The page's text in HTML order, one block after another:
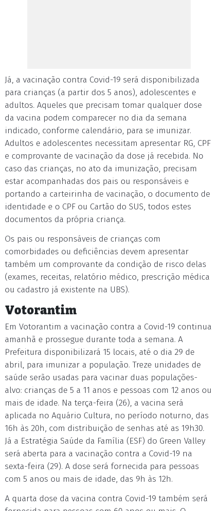
Já, a vacinação contra Covid-19 será disponibilizada
para crianças (a partir dos 5 anos), adolescentes e
adultos. Aqueles que precisam tomar qualquer dose
da vacina podem comparecer no dia da semana
indicado, conforme calendário, para se imunizar.
Adultos e adolescentes necessitam apresentar RG, CPF
e comprovante de vacinação da dose já recebida. No
caso das crianças, no ato da imunização, precisam
estar acompanhadas dos pais ou responsáveis e
portando a carteirinha de vacinação, o documento de
identidade e o CPF ou Cartão do SUS, todos estes
documentos da própria criança.
Os pais ou responsáveis de crianças com
comorbidades ou deficiências devem apresentar
também um comprovante da condição de risco delas
(exames, receitas, relatório médico, prescrição médica
ou cadastro já existente na UBS).
Votorantim
Em Votorantim a vacinação contra a Covid-19 continua
amanhã e prossegue durante toda a semana. A
Prefeitura disponibilizará 15 locais, até o dia 29 de
abril, para imunizar a população. Treze unidades de
saúde serão usadas para vacinar duas populações-
alvo: crianças de 5 a 11 anos e pessoas com 12 anos ou
mais de idade. Na terça-feira (26), a vacina será
aplicada no Aquário Cultura, no período noturno, das
16h às 20h, com distribuição de senhas até as 19h30.
Já a Estratégia Saúde da Família (ESF) do Green Valley
será aberta para a vacinação contra a Covid-19 na
sexta-feira (29). A dose será fornecida para pessoas
com 5 anos ou mais de idade, das 9h às 12h.
A quarta dose da vacina contra Covid-19 também será